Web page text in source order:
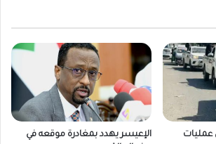
في عمليات
الإعيسر يهدد بمغادرة موقعه في